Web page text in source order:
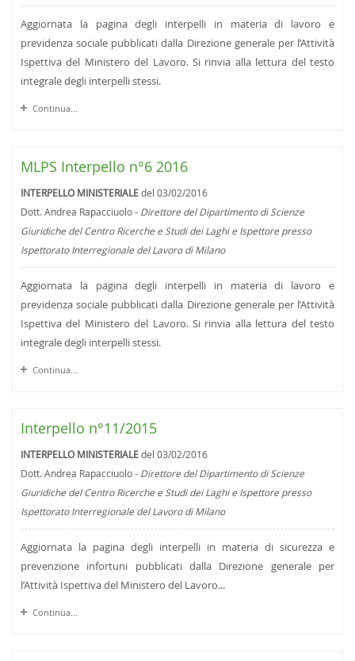
Aggiornata la pagina degli interpelli in materia di lavoro e
previdenza sociale pubblicati dalla Direzione generale per l’Attività
Ispettiva del Ministero del Lavoro. Si rinvia alla lettura del testo
integrale degli interpelli stessi.
Continua...
MLPS Interpello n°6 2016
INTERPELLO MINISTERIALEdel 03/02/2016
Dott. Andrea Rapacciuolo - Direttore del Dipartimento di Scienze
Giuridiche del Centro Ricerche e Studi dei Laghi e Ispettore presso
Ispettorato Interregionale del Lavoro di Milano
Aggiornata la pagina degli interpelli in materia di lavoro e
previdenza sociale pubblicati dalla Direzione generale per l’Attività
Ispettiva del Ministero del Lavoro. Si rinvia alla lettura del testo
integrale degli interpelli stessi.
Continua...
Interpello n°11/2015
INTERPELLO MINISTERIALEdel 03/02/2016
Dott. Andrea Rapacciuolo - Direttore del Dipartimento di Scienze
Giuridiche del Centro Ricerche e Studi dei Laghi e Ispettore presso
Ispettorato Interregionale del Lavoro di Milano
Aggiornata la pagina degli interpelli in materia di sicurezza e
prevenzione infortuni pubblicati dalla Direzione generale per
l’Attività Ispettiva del Ministero del Lavoro...
Continua...